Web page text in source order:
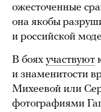
ожесточенные
она якобы
и российской
В боях участвуют
и знаменитости
Михеевой или
фотографиями